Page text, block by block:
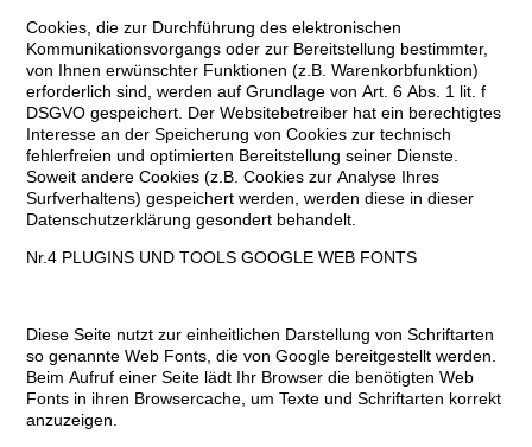
Cookies, die zur Durchführung des elektronischen
Kommunikationsvorgangs oder zur Bereitstellung bestimmter,
von Ihnen erwünschter Funktionen (z.B. Warenkorbfunktion)
erforderlich sind, werden auf Grundlage von Art. 6 Abs. 1 lit. f
DSGVO gespeichert. Der Websitebetreiber hat ein berechtigtes
Interesse an der Speicherung von Cookies zur technisch
fehlerfreien und optimierten Bereitstellung seiner Dienste.
Soweit andere Cookies (z.B. Cookies zur Analyse Ihres
Surfverhaltens) gespeichert werden, werden diese in dieser
Datenschutzerklärung gesondert behandelt.
Nr.4 PLUGINS UND TOOLS GOOGLE WEB FONTS
Diese Seite nutzt zur einheitlichen Darstellung von Schriftarten
so genannte Web Fonts, die von Google bereitgestellt werden.
Beim Aufruf einer Seite lädt Ihr Browser die benötigten Web
Fonts in ihren Browsercache, um Texte und Schriftarten korrekt
anzuzeigen.